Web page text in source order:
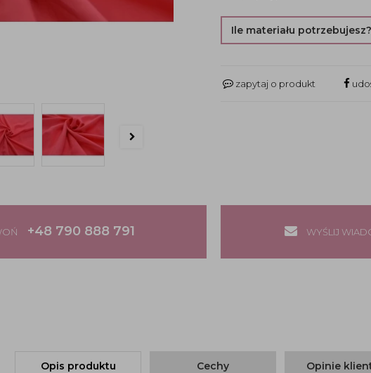
Ile materiału potrzebujesz?
zapytaj o produkt
+48 790 888 791 WYŚLIJ
Opis produktu Cechy Opinie